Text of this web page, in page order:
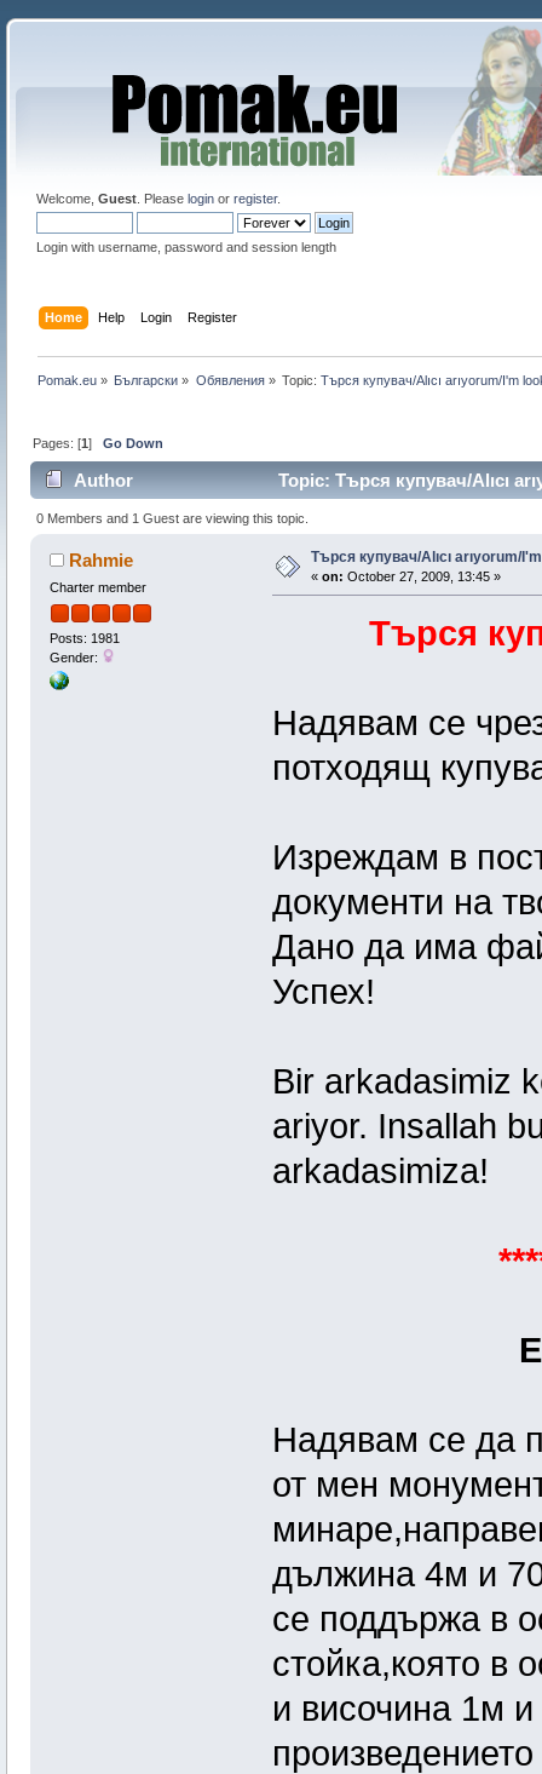
Welcome, Guest. Please loginor register.
Login with username, password and session length
Home Help Login Register
Pomak.eu » Български » Обявления» Topic:Търся купувач/Alıcı arıyorum/I'm
Pages: [1]Go Down
Author Topic: Търся купувач/Alıcı
0 Members and 1 Guest are viewing this topic.
Rahmie
Charter member
Posts: 1981
Gender:
Търся купувач/Alıcı arıyorum/
« on: October 27, 2009, 13:45 »
Търся
Надявам се
потходящ
Изреждам в
документи на
Дано да има
Успех!
Bir arkadasimiz
ariyor. Insallah
arkadasimiza!
Надявам се да
от мен
дължина 4м и
се поддържа в
стойка,която в
и височина 1м